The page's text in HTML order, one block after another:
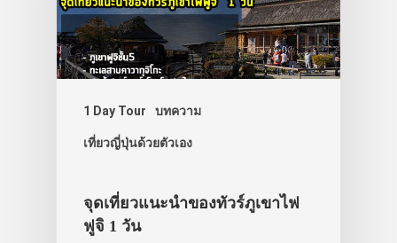
1 Day Tour บทความ
เที่ยวญี่ปุ่นด้วยตัวเอง
จุดเที่ยวแนะนำของทัวร์ภูเขาไฟ
ฟูจิ 1 วัน